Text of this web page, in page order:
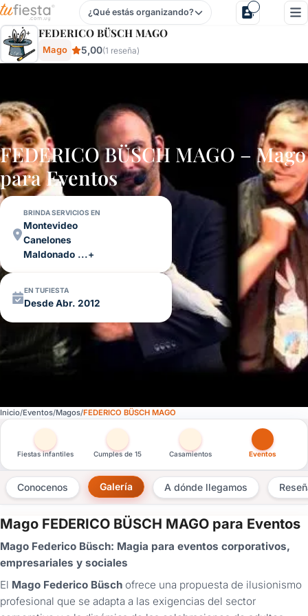
Federico BÜsch Mago - Mago Para Fiestas Y Eventos En
¿Qué estás organizando?
FEDERICO BÜSCH MAGO
Mago 5,00(1 reseña)
FEDERICO BÜSCH MAGO – Mago
paraEventos
BRINDA SERVICIOS EN
Montevideo
Canelones
Maldonado ...+
EN TUFIESTA
Desde Abr. 2012
Inicio Eventos Magos FEDERICO BÜSCH MAGO
Otras versiones de esta ficha por tipo de festejo
Fiestas infantiles Cumples de 15 Casamientos Eventos
Conocenos Galería A dónde llegamos
Mago FEDERICO BÜSCH MAGO para Eventos
Mago Federico Büsch: Magia para eventos corporativos,
empresariales y sociales
El Mago Federico Büsch ofrece una propuesta de ilusionismo
profesional que se adapta a las exigencias del sector
×
Consultar
Este
proveedor
no